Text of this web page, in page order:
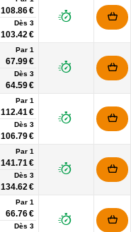
108.86 €
Dès 3
103.42 €
Par 1
67.99 €
Dès 3
64.59 €
Par 1
112.41 €
Dès 3
106.79 €
Par 1
141.71 €
Dès 3
134.62 €
Par 1
66.76 €
Dès 3